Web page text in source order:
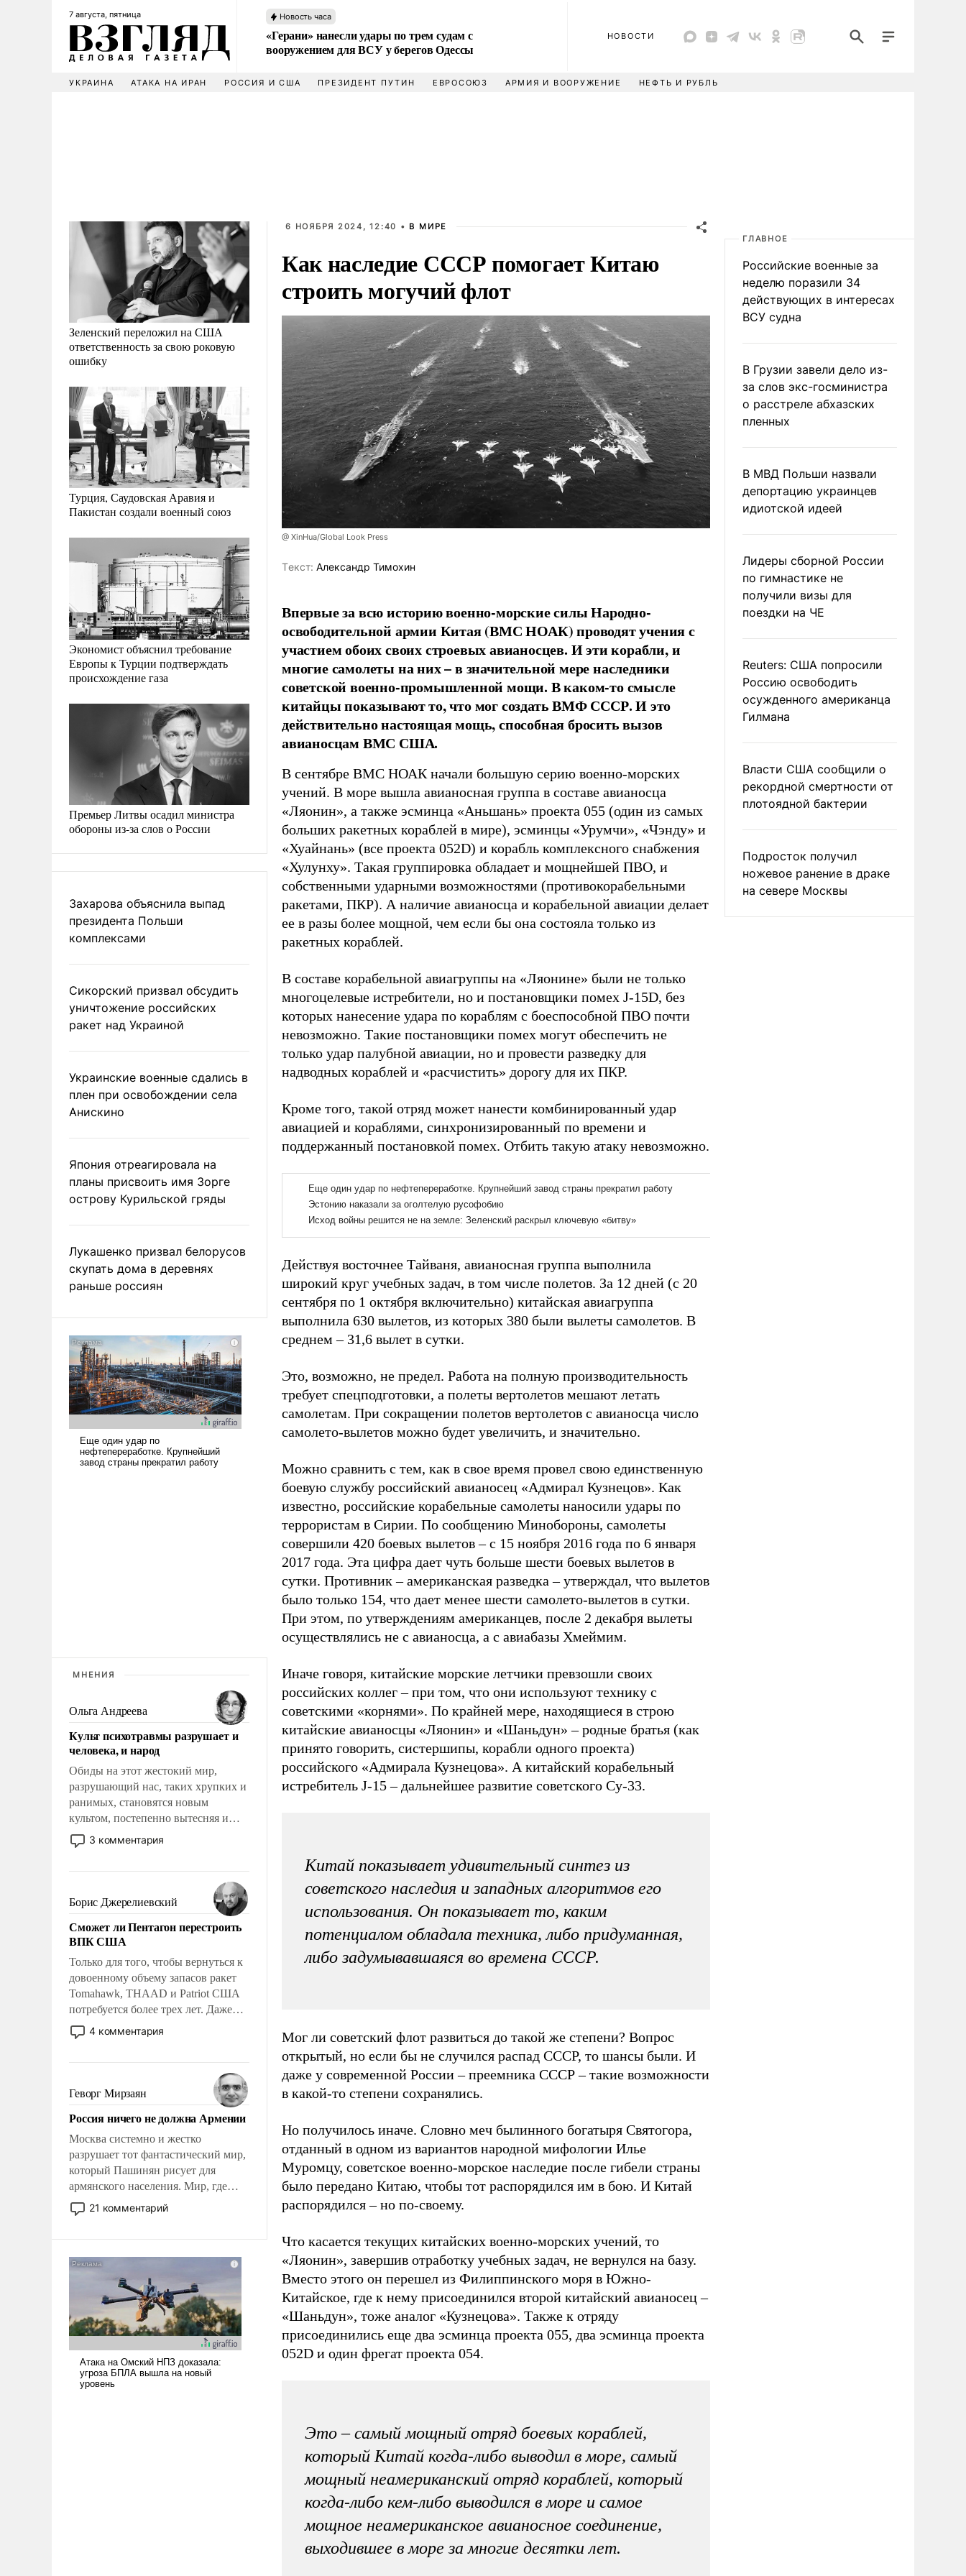
7 августа, пятница Новость часа
«Герани» нанесли удары по трем судам с
вооружением для ВСУ у берегов Одессы
НОВОСТИ
УКРАИНА АТАКА НА ИРАН РОССИЯ И США ПРЕЗИДЕНТ ПУТИН ЕВРОСОЮЗ АРМИЯ И ВООРУЖЕНИЕ НЕФТЬ И РУБЛЬ
Зеленский переложил на США
ответственность за свою роковую
ошибку
Турция, Саудовская Аравия и
Пакистан создали военный союз
Экономист объяснил требование
Европы к Турции подтверждать
происхождение газа
Премьер Литвы осадил министра
обороны из-за слов о России
Захарова объяснила выпад
президента Польши
комплексами
Сикорский призвал обсудить
уничтожение российских
ракет над Украиной
Украинские военные сдались в
плен при освобождении села
Анискино
Япония отреагировала на
планы присвоить имя Зорге
острову Курильской гряды
Лукашенко призвал белорусов
скупать дома в деревнях
раньше россиян
МНЕНИЯ
Ольга Андреева
Культ психотравмы разрушает и
человека, и народ
Обиды на этот жестокий мир,
разрушающий нас, таких хрупких и
ранимых, становятся новым
культом, постепенно вытесняя и
отменяя традиционное требование к
человеку – быть мужественным и
на себя ответственность, помогать
слабым, идти вперед и
адаптироваться.
3 комментария
Борис Джерелиевский
Сможет ли Пентагон перестроить
ВПК США
Только для того, чтобы вернуться к
довоенному объему запасов ракет
Tomahawk, THAAD и Patriot США
потребуется более трех лет. Даже
небольшая война с Ираном
опустошила американские
уязвимости США, например, перед
Китаем.
4 комментария
Геворг Мирзаян
Россия ничего не должна Армении
Москва системно и жестко
разрушает тот фантастический мир,
который Пашинян рисует для
армянского населения. Мир, где
политические прожекты будут
безусловно оплачиваться за счет
нужно отвечать.
21 комментарий
6 НОЯБРЯ 2024, 12:40 • В МИРЕ
Как наследие СССР помогает Китаю
строить могучий флот
@ XinHua/Global Look Press
Tекст: Александр Тимохин
Впервые за всю историю военно-морские силы Народно-
освободительной армии Китая (ВМС НОАК) проводят учения с
участием обоих своих строевых авианосцев. И эти корабли, и
многие самолеты на них – в значительной мере наследники
советской военно-промышленной мощи. В каком-то смысле
китайцы показывают то, что мог создать ВМФ СССР. И это
действительно настоящая мощь, способная бросить вызов
авианосцам ВМС США.
В сентябре ВМС НОАК начали большую серию военно-морских
учений. В море вышла авианосная группа в составе авианосца
«Ляонин», а также эсминца «Аньшань» проекта 055 (один из самых
больших ракетных кораблей в мире), эсминцы «Урумчи», «Чэнду» и
«Хуайнань» (все проекта 052D) и корабль комплексного снабжения
«Хулунху». Такая группировка обладает и мощнейшей ПВО, и
собственными ударными возможностями (противокорабельными
ракетами, ПКР). А наличие авианосца и корабельной авиации делает
ее в разы более мощной, чем если бы она состояла только из
ракетных кораблей.
В составе корабельной авиагруппы на «Ляонине» были не только
многоцелевые истребители, но и постановщики помех J-15D, без
которых нанесение удара по кораблям с боеспособной ПВО почти
невозможно. Такие постановщики помех могут обеспечить не
только удар палубной авиации, но и провести разведку для
надводных кораблей и «расчистить» дорогу для их ПКР.
Кроме того, такой отряд может нанести комбинированный удар
авиацией и кораблями, синхронизированный по времени и
поддержанный постановкой помех. Отбить такую атаку невозможно.
Действуя восточнее Тайваня, авианосная группа выполнила
широкий круг учебных задач, в том числе полетов. За 12 дней (с 20
сентября по 1 октября включительно) китайская авиагруппа
выполнила 630 вылетов, из которых 380 были вылеты самолетов. В
среднем – 31,6 вылет в сутки.
Это, возможно, не предел. Работа на полную производительность
требует спецподготовки, а полеты вертолетов мешают летать
самолетам. При сокращении полетов вертолетов с авианосца число
самолето-вылетов можно будет увеличить, и значительно.
Можно сравнить с тем, как в свое время провел свою единственную
боевую службу российский авианосец «Адмирал Кузнецов». Как
известно, российские корабельные самолеты наносили удары по
террористам в Сирии. По сообщению Минобороны, самолеты
совершили 420 боевых вылетов – с 15 ноября 2016 года по 6 января
2017 года. Эта цифра дает чуть больше шести боевых вылетов в
сутки. Противник – американская разведка – утверждал, что вылетов
было только 154, что дает менее шести самолето-вылетов в сутки.
При этом, по утверждениям американцев, после 2 декабря вылеты
осуществлялись не с авианосца, а с авиабазы Хмеймим.
Иначе говоря, китайские морские летчики превзошли своих
российских коллег – при том, что они используют технику с
советскими «корнями». По крайней мере, находящиеся в строю
китайские авианосцы «Ляонин» и «Шаньдун» – родные братья (как
принято говорить, систершипы, корабли одного проекта)
российского «Адмирала Кузнецова». А китайский корабельный
истребитель J-15 – дальнейшее развитие советского Су-33.
Китай показывает удивительный синтез из
советского наследия и западных алгоритмов его
использования. Он показывает то, каким
потенциалом обладала техника, либо придуманная,
либо задумывавшаяся во времена СССР.
Мог ли советский флот развиться до такой же степени? Вопрос
открытый, но если бы не случился распад СССР, то шансы были. И
даже у современной России – преемника СССР – такие возможности
в какой-то степени сохранялись.
Но получилось иначе. Словно меч былинного богатыря Святогора,
отданный в одном из вариантов народной мифологии Илье
Муромцу, советское военно-морское наследие после гибели страны
было передано Китаю, чтобы тот распорядился им в бою. И Китай
распорядился – но по-своему.
Что касается текущих китайских военно-морских учений, то
«Ляонин», завершив отработку учебных задач, не вернулся на базу.
Вместо этого он перешел из Филиппинского моря в Южно-
Китайское, где к нему присоединился второй китайский авианосец –
«Шаньдун», тоже аналог «Кузнецова». Также к отряду
присоединились еще два эсминца проекта 055, два эсминца проекта
052D и один фрегат проекта 054.
Это – самый мощный отряд боевых кораблей,
который Китай когда-либо выводил в море, самый
мощный неамериканский отряд кораблей, который
когда-либо кем-либо выводился в море и самое
мощное неамериканское авианосное соединение,
выходившее в море за многие десятки лет.
ГЛАВНОЕ
Российские военные за
неделю поразили 34
действующих в интересах
ВСУ судна
В Грузии завели дело из-
за слов экс-госминистра
о расстреле абхазских
пленных
В МВД Польши назвали
депортацию украинцев
идиотской идеей
Лидеры сборной России
по гимнастике не
получили визы для
поездки на ЧЕ
Reuters: США попросили
Россию освободить
осужденного американца
Гилмана
Власти США сообщили о
рекордной смертности от
плотоядной бактерии
Подросток получил
ножевое ранение в драке
на севере Москвы